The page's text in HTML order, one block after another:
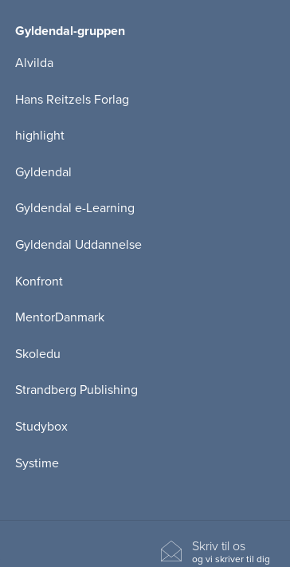
Gyldendal-gruppen
Alvilda
Hans Reitzels Forlag
highlight
Gyldendal
Gyldendal e-Learning
Gyldendal Uddannelse
Konfront
MentorDanmark
Skoledu
Strandberg Publishing
Studybox
Systime
Skriv til os
og vi skriver til dig